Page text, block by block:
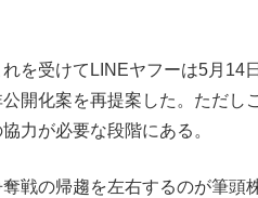
を受けてLINEヤフーは5月14
開化案を再提案した。ただし
力が必要な段階にある。
戦の帰趨を左右するのが筆頭